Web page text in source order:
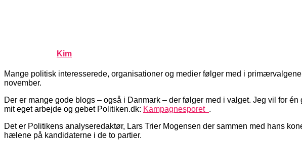
Kim
Mange politisk interesserede, organisationer og medier følger med i
november.
Der er mange gode blogs – også i Danmark – der følger med i valget. Jeg vil for
mit eget arbejde og gebet Politiken.dk: Kampagnesporet .
Det er Politikens analyseredaktør, Lars Trier Mogensen der sammen med hans
hælene på kandidaterne i de to partier.